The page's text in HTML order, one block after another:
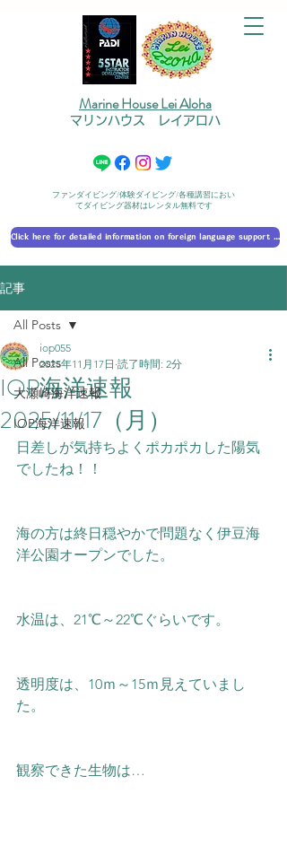
Marine House Lei Aloha
マリンハウス レイアロハ
ファンダイビング/体験ダイビング/各種講習におい
てダイビング器材はレンタル無料です
Click here for detailed information on foreign language support 外国語対応の詳細に​ついて
記事
All Posts
大瀬崎海洋速報
IOP海洋速報
All Posts
IOP海洋速報
2025/11/17（月）
iop055
2025年11月17日 読了時間: 2分
日差しが気持ちよくポカポカした陽気
でしたね！！
海の方は終日穏やかで問題なく伊豆海
洋公園オープンでした。
水温は、21℃～22℃ぐらいです。
透明度は、10ｍ～15ｍ見えていまし
た。
観察できた生物は…